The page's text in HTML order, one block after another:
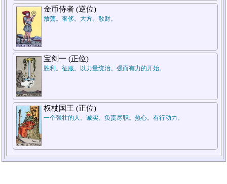
2.选项A发展
金币侍者 (逆位)
放荡。奢侈。大方。散财。
宝剑一 (正位)
胜利。征服。以力量统治。强而有力的开始。
权杖国王 (正位)
一个强壮的人。诚实。负责尽职。热心。有行动力。